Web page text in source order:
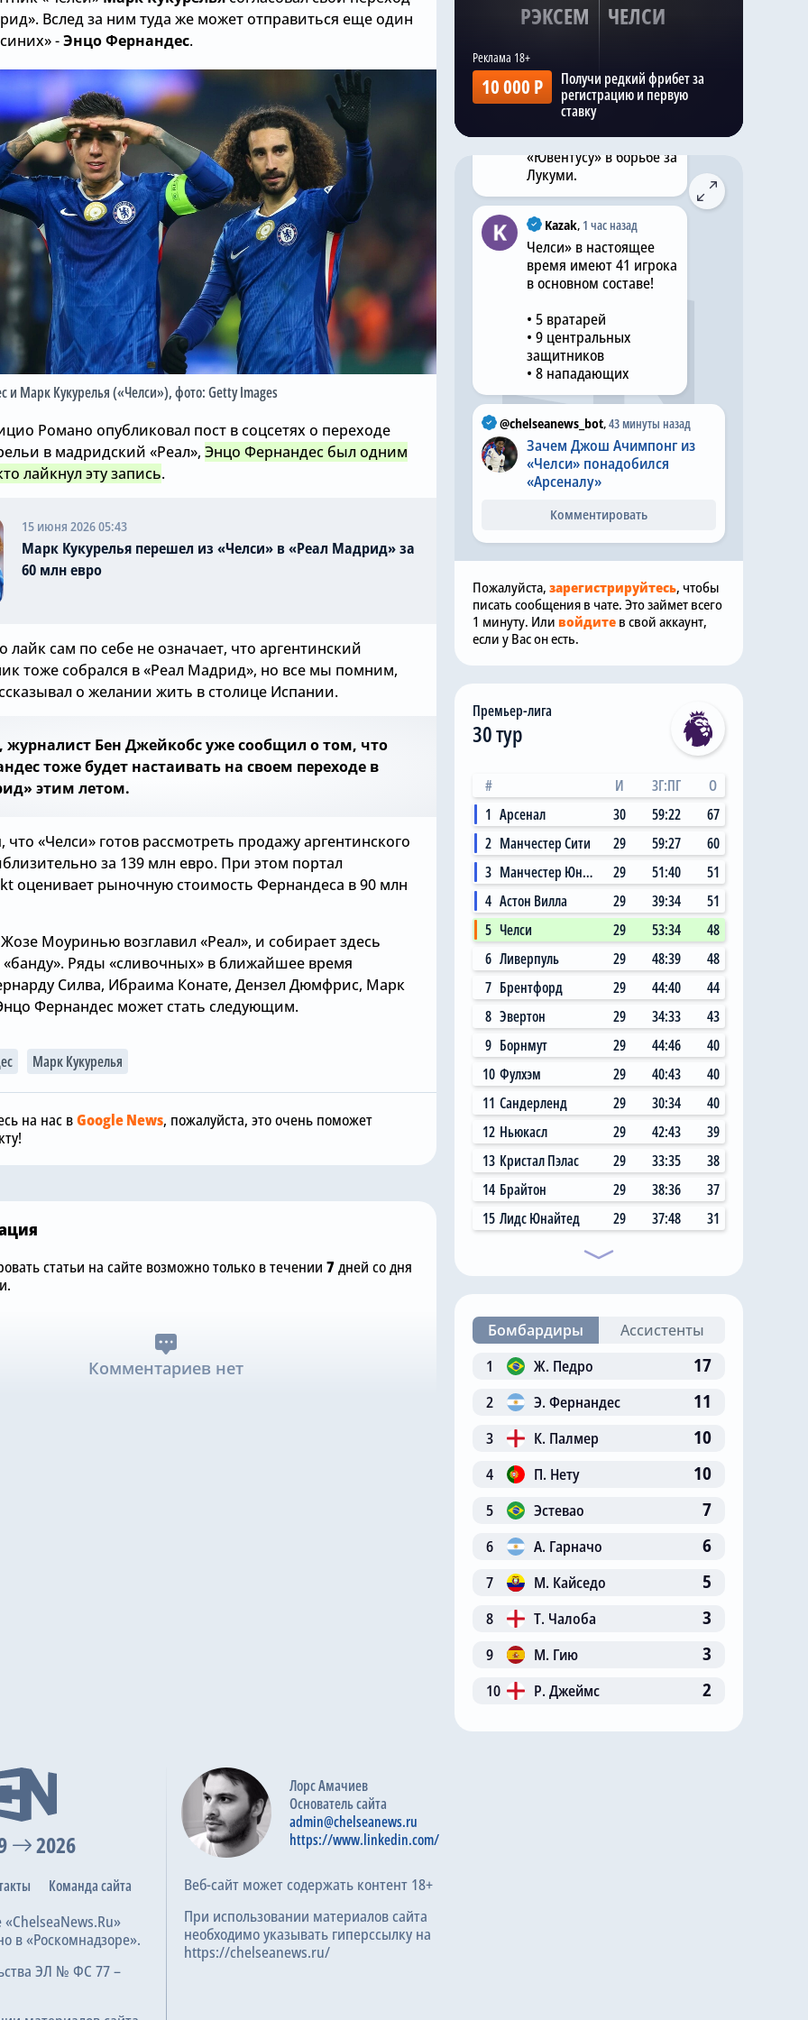
Вслед за ним туда же может отправиться еще один
-Энцо Фернандес.
и Марк Кукурелья («Челси»), фото: Getty Images
Романо опубликовал пост в соцсетях о переходе
в мадридский «Реал», Энцо Фернандес был одним
лайкнул эту запись.
15 июня 2026 05:43
Марк Кукурелья перешел из «Челси» в «Реал Мадрид» за
60 млн евро
лайк сам по себе не означает, что аргентинский
тоже собрался в «Реал Мадрид», но все мы помним,
о желании жить в столице Испании.
журналист Бен Джейкобс уже сообщил о том, что
тоже будет настаивать на своем переходе в
этим летом.
что «Челси» готов рассмотреть продажу аргентинского
за 139 млн евро. При этом портал
оценивает рыночную стоимость Фернандеса в 90 млн
Моуринью возглавил «Реал», и собирает здесь
Ряды «сливочных» в ближайшее время
Силва, Ибраима Конате, Дензел Дюмфрис, Марк
Фернандес может стать следующим.
Марк Кукурелья
на нас вGoogle News, пожалуйста, это очень поможет
Зачем Джош Ачимпонг из
«Челси» понадобился
отреагировал на
шокирующую цену в
размере £75 млн за звезду
Сегодня, 11:14
Главный любитель
«привозов» в «Челси»
рад, что он теперь не
самый «старый дядя» в
клубе
статьи на сайте возможно только в течении 7дней со дня
Комментариев нет
РЭКСЕМ ЧЕЛСИ
10 000 Р
Получи редкий фрибет за
регистрацию и первую
ставку
Ранее на этой неделе
сообщило, что команда
Хаби Алонсо ,
«Манчестер Юнайтед»
и «Ноттингем Форест»
присоединились к
«Ювентусу» в борьбе за
Лукуми.
Kazak, 1 час назад
Челси» в настоящее
время имеют 41 игрока
в основном составе!
• 5 вратарей
• 9 центральных
защитников
• 8 нападающих
@chelseanews_bot,43 минуты назад
Зачем Джош Ачимпонг из
«Челси» понадобился
«Арсеналу»
Комментировать
Пожалуйста, зарегистрируйтесь, чтобы
писать сообщения в чате. Это займет всего
1 минуту. Или войдите в свой аккаунт,
если у Вас он есть.
Премьер-лига
30 тур
# И ЗГ:ПГ
О
1 Арсенал 30 59:22
67
2 Манчестер Сити 29 59:27
60
3
Манчестер Юнайтед 29 51:40
51
4 Астон Вилла 29 39:34
51
5 Челси 29 53:34
48
6 Ливерпуль 29 48:39
48
7 Брентфорд 29 44:40
44
8 Эвертон 29 34:33
43
9 Борнмут 29 44:46
40
10 Фулхэм 29 40:43
40
11 Сандерленд 29 30:34
40
12 Ньюкасл 29 42:43
39
13 Кристал Пэлас 29 33:35
38
14 Брайтон 29 38:36
37
15 Лидс Юнайтед 29 37:48 31
Бомбардиры
Ассистенты
1
Ж. Педро 17
2 Э. Фернандес 11
3 К. Палмер 10
4 П. Нету 10
5 Эстевао 7
6 А. Гарначо 6
7 М. Кайседо 5
8 Т. Чалоба 3
9 М. Гию 3
10 Р. Джеймс 2
2026
Команда сайта
в «Роскомнадзоре».
ЭЛ № ФС 77 –
Лорс Амачиев
Основатель сайта
admin@chelseanews.ru
https://www.linkedin.com/
Веб-сайт может содержать контент 18+
При использовании материалов сайта
необходимо указывать гиперссылку на
https://chelseanews.ru/